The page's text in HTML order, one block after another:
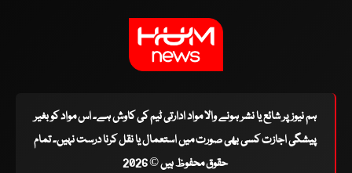
ہم نیوز پر شائع یا نشر ہونے والا مواد ادارتی ٹیم کی کاوش ہے۔ اس مواد کو بغیر
پیشگی اجازت کسی بھی صورت میں استعمال یا نقل کرنا درست نہیں۔ تمام
حقوق محفوظ ہیں © 2026